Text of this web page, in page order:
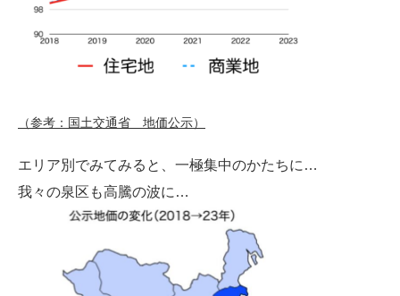
（参考：国土交通省 地価公示）
エリア別でみてみると、一極集中のかたちに…
我々の泉区も高騰の波に…